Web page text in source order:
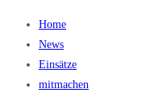
Home
News
Einsätze
mitmachen